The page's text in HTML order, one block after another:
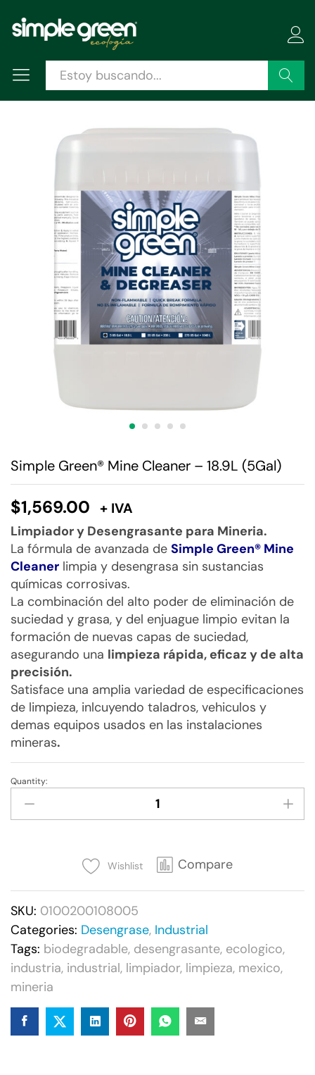
Buscar
Simple Green® Mine Cleaner – 18.9L (5Gal)
$1,569.00 + IVA
Limpiador y Desengrasante para Mineria.
La fórmula de avanzada de Simple Green® Mine
Cleaner limpia y desengrasa sin sustancias
químicas corrosivas.
La combinación del alto poder de eliminación de
suciedad y grasa, y del enjuague limpio evitan la
formación de nuevas capas de suciedad,
asegurando una limpieza rápida, eficaz y de alta
precisión.
Satisface una amplia variedad de especificaciones
de limpieza, inlcuyendo taladros, vehiculos y
demas equipos usados en las instalaciones
mineras.
Simple
Green®
Mine
quantity
Quantity:
Wishlist Compare
SKU: 0100200108005
Categories: Desengrase, Industrial
Tags: biodegradable, desengrasante, ecologico,
industria, industrial, limpiador, limpieza, mexico,
mineria